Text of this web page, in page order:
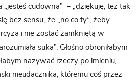
„jesteś cudowna” – „dziękuję, też tak
bez sensu, że „no co ty”, żeby
i nie zostać zamkniętą w
suka”. Głośno obroniłabym
nazywać rzeczy po imieniu,
nieudacznika, któremu coś przez